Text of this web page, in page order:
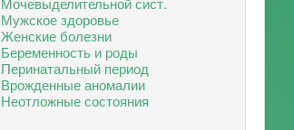
Мужское здоровье
Женские болезни
Беременность и роды
Перинатальный период
Врожденные аномалии
Неотложные состояния